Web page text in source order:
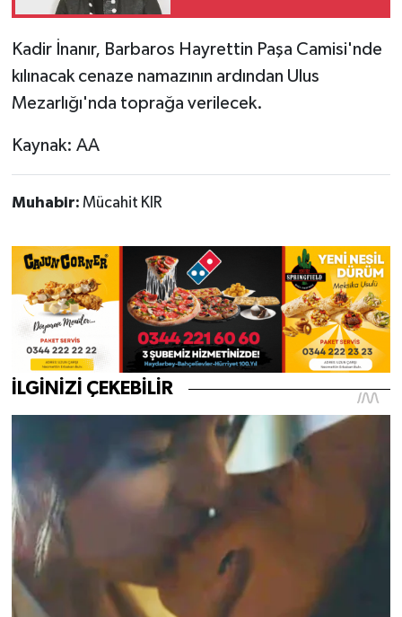
Kadir İnanır, Barbaros Hayrettin Paşa Camisi'nde
kılınacak cenaze namazının ardından Ulus
Mezarlığı'nda toprağa verilecek.
Kaynak: AA
Muhabir: Mücahit KIR